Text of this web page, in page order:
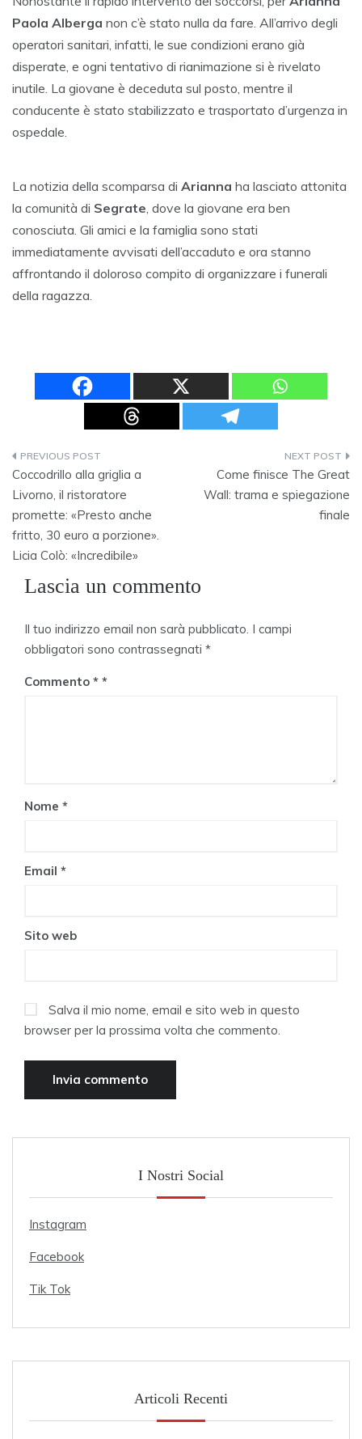
Paola Alberga non c’è stato nulla da fare. All’arrivo degli
operatori sanitari, infatti, le sue condizioni erano già
disperate, e ogni tentativo di rianimazione si è rivelato
inutile. La giovane è deceduta sul posto, mentre il
conducente è stato stabilizzato e trasportato d’urgenza in
ospedale.
La notizia della scomparsa di Arianna ha lasciato attonita
la comunità di Segrate, dove la giovane era ben
conosciuta. Gli amici e la famiglia sono stati
immediatamente avvisati dell’accaduto e ora stanno
affrontando il doloroso compito di organizzare i funerali
della ragazza.
Navigazione
articoli
Coccodrillo alla griglia a
Livorno, il ristoratore
promette: «Presto anche
fritto, 30 euro a porzione».
Licia Colò: «Incredibile»
Come finisce The Great
Wall: trama e spiegazione
finale
Lascia un commento
Il tuo indirizzo email non sarà pubblicato. I campi
obbligatori sono contrassegnati *
Commento *
Nome *
Email *
Sito web
Salva il mio nome, email e sito web in questo
browser per la prossima volta che commento.
I Nostri Social
Instagram
Facebook
Tik Tok
Articoli Recenti